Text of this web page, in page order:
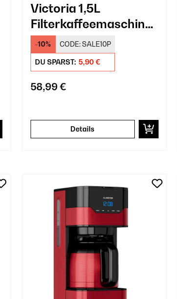
Victoria 1,5L
Filterkaffeemaschine
12 Tassen Creme
-10% CODE:SALE10P
DU SPARST: 5,90 €
58,99 €
Details